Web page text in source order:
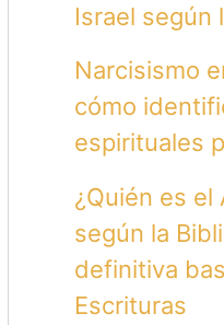
Israel según
Narcisismo
cómo
espirituales
¿Quién es el
según la
definitiva
Escrituras